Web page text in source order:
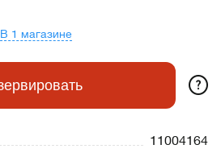
В 1 магазине
?
11004164